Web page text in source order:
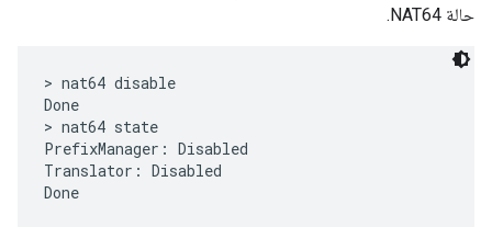
حالة NAT64.
> nat64 disable
Done
> nat64 state
PrefixManager: Disabled
Translator: Disabled